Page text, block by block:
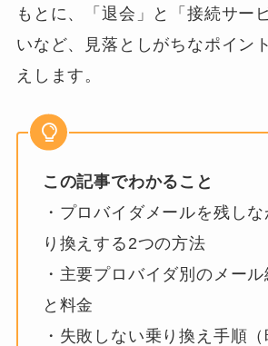
もとに、「退会」と「接続サー
いなど、見落としがちなポイン
えします。
この記事でわかること
・プロバイダメールを残し
り換えする2つの方法
・主要プロバイダ別のメー
と料金
・失敗しない乗り換え手順